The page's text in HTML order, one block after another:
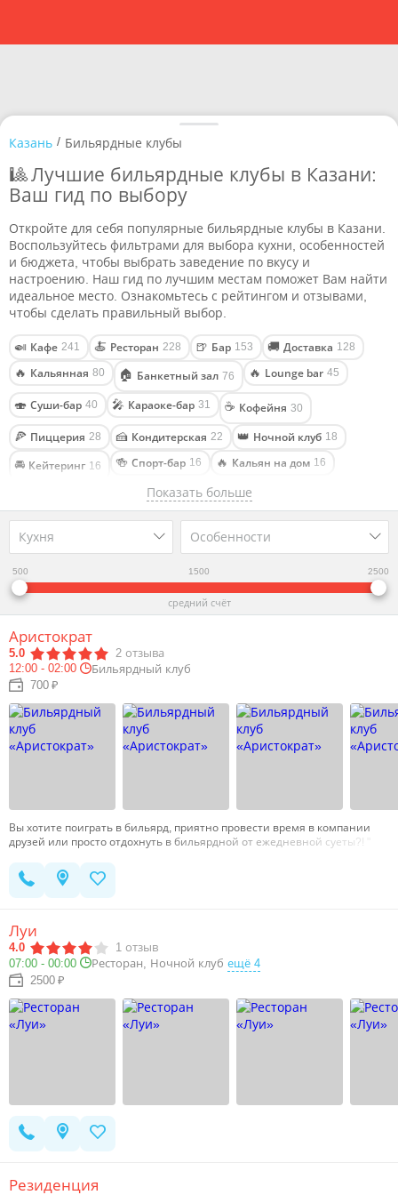
Казань / Бильярдные клубы
🎱 Лучшие бильярдные клубы в Казани:
Ваш гид по выбору
Откройте для себя популярные бильярдные клубы в Казани.
Воспользуйтесь фильтрами для выбора кухни, особенностей
и бюджета, чтобы выбрать заведение по вкусу и
настроению. Наш гид по лучшим местам поможет Вам найти
идеальное место. Ознакомьтесь с рейтингом и отзывами,
чтобы сделать правильный выбор.
🍛 Кафе 241 🍝 Ресторан 228 🍺 Бар 153 🚚 Доставка 128
🔥 Кальянная 80 🏠 Банкетный зал 76 🔥 Lounge bar 45
🍣 Суши-бар 40 🎤 Караоке-бар 31 ☕ Кофейня 30
🍕 Пиццерия 28 🍰 Кондитерская 22 👑 Ночной клуб 18
🚘 Кейтеринг 16 🍻 Спорт-бар 16 🔥 Кальян на дом 16
Фастфуд 11 🥣 Столовая
🎤 Караоке-клуб 10 🍺 Паб 🍔 Бургерная 7 🔥 Lounge cafe 7
🍲 Лапшичная Частный клуб 🎱 Бильярдный клуб
🎨 🥧 2
🥡
Показать больше
Кухня Особенности
500 1500 2500
средний счёт
Аристократ
5.0 2 отзыва
12:00 - 02:00
Бильярдный клуб
700 ₽
Вы хотите поиграть в бильярд, приятно провести время в компании
друзей или просто отдохнуть в бильярдной от ежедневной суеты?! "
который ищете Вы. Оригинальная обстановка, профессиональные столы
и неповторимая атмосфера бильярдной являются отличными чертами
Луи
4.0 1 отзыв
07:00 - 00:00
Ресторан, Ночной клуб ещё 4
2500 ₽
Резиденция